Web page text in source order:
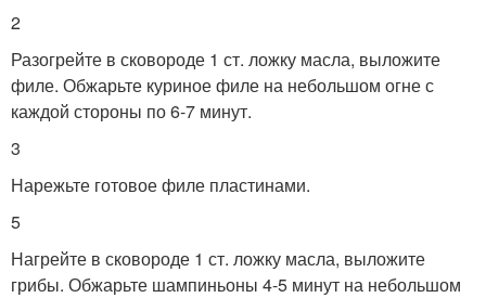
2
Разогрейте в сковороде 1 ст. ложку масла, выложите
филе. Обжарьте куриное филе на небольшом огне с
каждой стороны по 6-7 минут.
3
Нарежьте готовое филе пластинами.
5
Нагрейте в сковороде 1 ст. ложку масла, выложите
грибы. Обжарьте шампиньоны 4-5 минут на небольшом